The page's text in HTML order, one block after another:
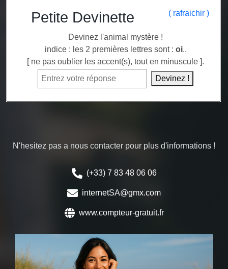
Petite Devinette ( rafraichir )
Devinez l'animal mystère !
indice : les 2 premières lettres sont : oi..
[ ne pas oublier les accent(s), tout en minuscule ].
Devinez !
N'hesitez pas a nous contacter pour plus d'informations !
(+33) 7 83 48 06 06
internetSA@gmx.com
www.compteur-gratuit.fr